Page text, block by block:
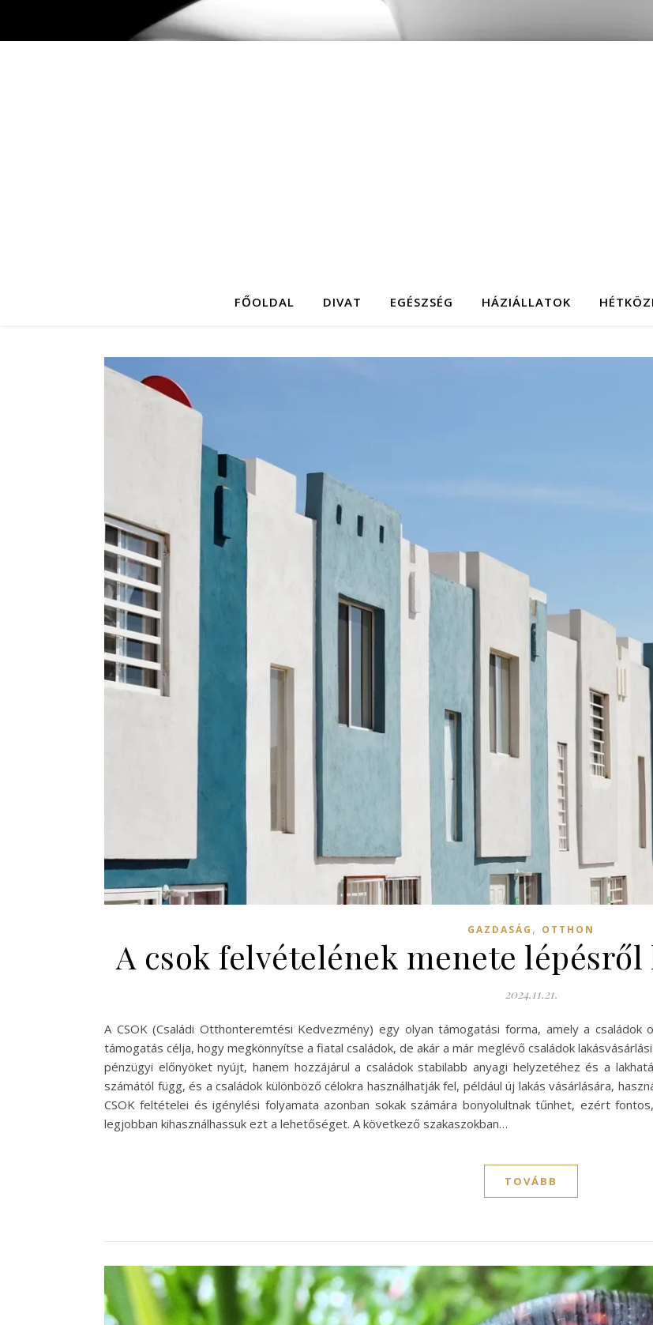
FŐOLDAL DIVAT EGÉSZSÉG HÁZIÁLLATOK
GAZDASÁG , OTTHON
A csok felvételének menete
2024.11.21.
A CSOK (Családi Otthonteremtési Kedvezmény) egy olyan támogatási forma, amely a
támogatás célja, hogy megkönnyítse a fiatal családok, de akár a már meglévő családok
pénzügyi előnyöket nyújt, hanem hozzájárul a családok stabilabb anyagi helyzetéhez és a
számától függ, és a családok különböző célokra használhatják fel, például új lakás vásárlására,
CSOK feltételei és igénylési folyamata azonban sokak számára bonyolultnak tűnhet, ezért
legjobban kihasználhassuk ezt a lehetőséget. A következő szakaszokban…
TOVÁBB